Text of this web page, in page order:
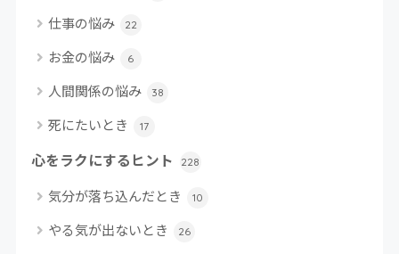
仕事の悩み 22
お金の悩み 6
人間関係の悩み 38
死にたいとき 17
心をラクにするヒント 228
気分が落ち込んだとき 10
やる気が出ないとき 26